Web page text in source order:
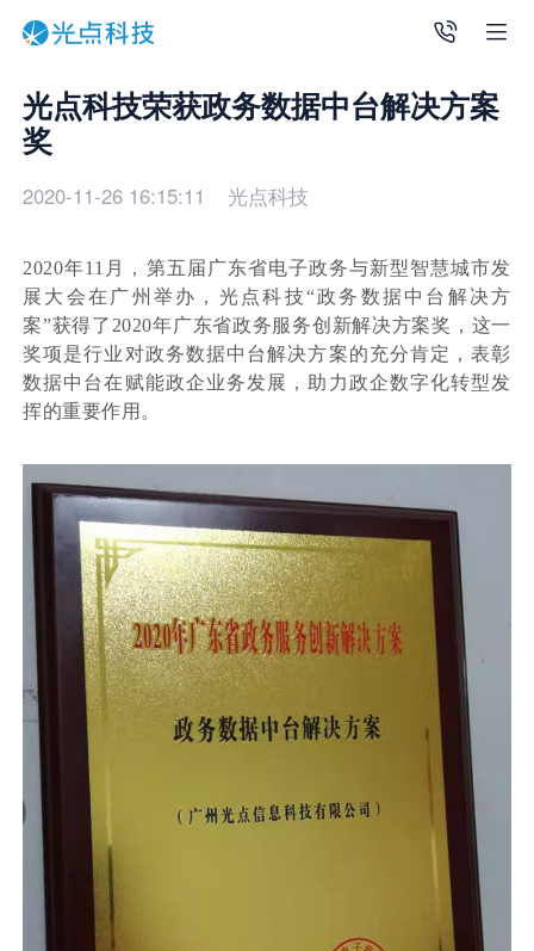
光点科技荣获政务数据中台解决方案
奖
2020-11-26 16:15:11 光点科技
2020年11月，第五届广东省电子政务与新型智慧城市发
展大会在广州举办，光点科技“政务数据中台解决方
案”获得了2020年广东省政务服务创新解决方案奖，这一
奖项是行业对政务数据中台解决方案的充分肯定，表彰
数据中台在赋能政企业务发展，助力政企数字化转型发
挥的重要作用。